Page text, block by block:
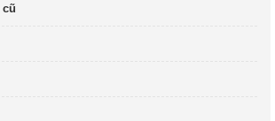
cũ